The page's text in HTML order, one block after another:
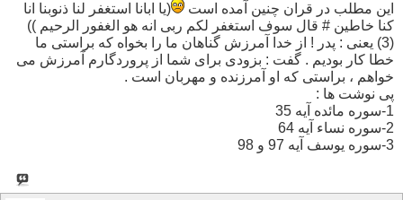
این مطلب در قران چنین آمده است
(یا ابانا استغفر لنا ذنوبنا انا
کنا خاطین # قال سوف استغفر لکم ربی انه هو الغفور الرحیم ))
(3) یعنی : پدر ! از خدا آمرزش گناهان ما را بخواه که براستی ما
خطا کار بودیم . گفت : بزودی برای شما از پروردگارم آمرزش می
خواهم ، براستی که او آمرزنده و مهربان است .
پی نوشت ها :
1-سوره مائده آیه 35
2-سوره نساء آیه 64
3-سوره یوسف آیه 97 و 98